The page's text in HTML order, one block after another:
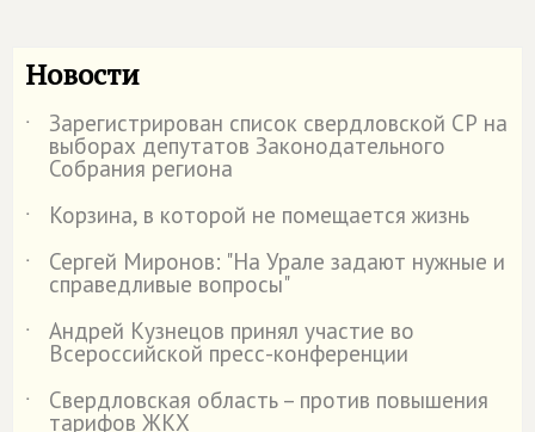
Новости
˙ Зарегистрирован список свердловской СР на
выборах депутатов Законодательного
Собрания региона
˙
Корзина, в которой не помещается жизнь
˙
Сергей Миронов: "На Урале задают нужные и
справедливые вопросы"
˙
Андрей Кузнецов принял участие во
Всероссийской пресс-конференции
˙
Свердловская область – против повышения
тарифов ЖКХ